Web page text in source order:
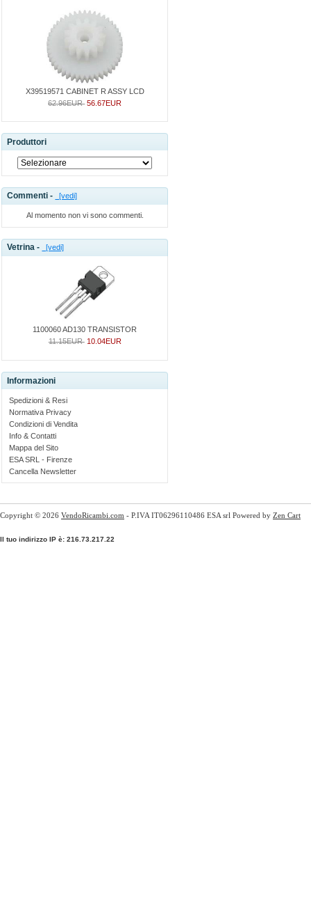
X39519571 CABINET R ASSY LCD
62.96EUR 56.67EUR
Produttori
Commenti - [vedi]
Al momento non vi sono commenti.
Vetrina - [vedi]
1100060 AD130 TRANSISTOR
11.15EUR 10.04EUR
Informazioni
Spedizioni & Resi
Normativa Privacy
Condizioni di Vendita
Info & Contatti
Mappa del Sito
ESA SRL - Firenze
Cancella Newsletter
Copyright © 2026 VendoRicambi.com - P.IVA IT06296110486 ESA srl Powered by Zen Cart
Il tuo indirizzo IP è: 216.73.217.22